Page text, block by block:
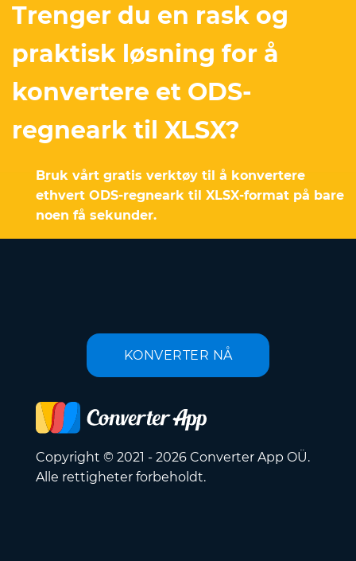
Trenger du en rask og
praktisk løsning for å
konvertere et ODS-
regneark til XLSX?
Bruk vårt gratis verktøy til å konvertere
ethvert ODS-regneark til XLSX-format på bare
noen få sekunder.
KONVERTER NÅ
Copyright © 2021 - 2026 Converter App OÜ.
Alle rettigheter forbeholdt.